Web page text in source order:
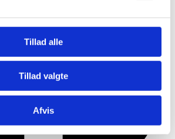
Tillad alle
Tillad valgte
Afvis